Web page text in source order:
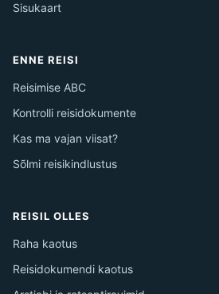
Sisukaart
ENNE REISI
Reisimise ABC
Kontrolli reisidokumente
Kas ma vajan viisat?
Sõlmi reisikindlustus
REISIL OLLES
Raha kaotus
Reisidokumendi kaotus